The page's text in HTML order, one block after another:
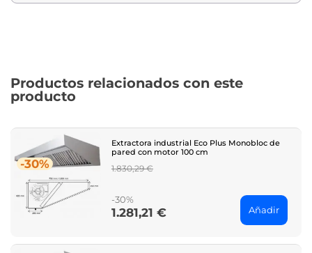
Productos relacionados con este
producto
-30%
Extractora industrial Eco Plus Monobloc de
pared con motor 100 cm
Regular
1.830,29 €
-30%
Price
1.281,21 € Añadir